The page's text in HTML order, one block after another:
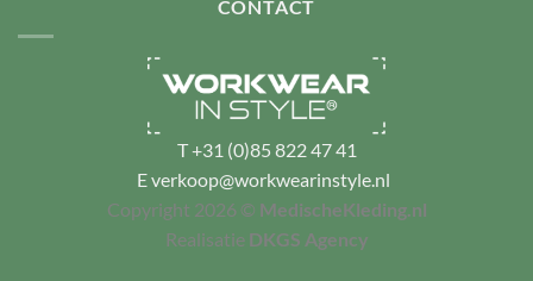
CONTACT
T+31 (0)85 822 47 41
Everkoop@workwearinstyle.nl
Copyright 2026 © MedischeKleding.nl
Realisatie DKGS Agency